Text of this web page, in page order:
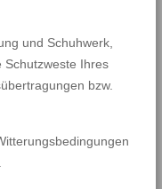
und Schuhwerk,
Schutzweste Ihres
bzw.